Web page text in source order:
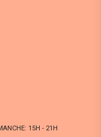
15H - 21H